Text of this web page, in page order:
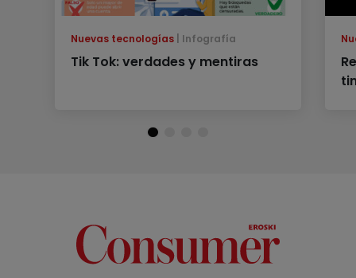
Nuevas tecnologías Infografía
Tik Tok: verdades y mentiras